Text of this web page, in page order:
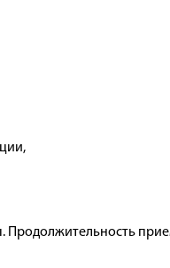
Продолжительность